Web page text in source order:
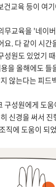
교육 등이 여
교육을 '네이
요. 다 같이 시간
성원도 있었기
을 올해에도 들
않는다는 피드
구성원에게 도
신경을 써서 진
직에 도움이 되